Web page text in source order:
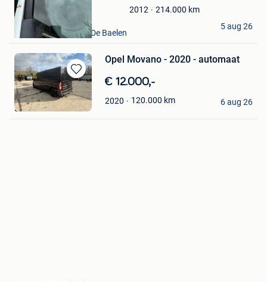
Favorieten
2012 214.000 km
willems
Welkenraedt+ Partie De Baelen
5 aug 26
Bewaren
in
Mijn
Favorieten
Opel Movano - 2020 - automaat
€ 12.000,-
2020 120.000 km
JULIE’S HOUSE
Schoten
6 aug 26